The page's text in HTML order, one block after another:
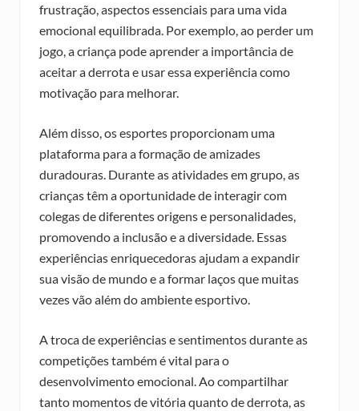
frustração, aspectos essenciais para uma vida
emocional equilibrada. Por exemplo, ao perder um
jogo, a criança pode aprender a importância de
aceitar a derrota e usar essa experiência como
motivação para melhorar.
Além disso, os esportes proporcionam uma
plataforma para a formação de amizades
duradouras. Durante as atividades em grupo, as
crianças têm a oportunidade de interagir com
colegas de diferentes origens e personalidades,
promovendo a inclusão e a diversidade. Essas
experiências enriquecedoras ajudam a expandir
sua visão de mundo e a formar laços que muitas
vezes vão além do ambiente esportivo.
A troca de experiências e sentimentos durante as
competições também é vital para o
desenvolvimento emocional. Ao compartilhar
tanto momentos de vitória quanto de derrota, as